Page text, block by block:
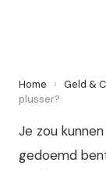
Home › Geld &
plusser?
Je zou
gedoemd